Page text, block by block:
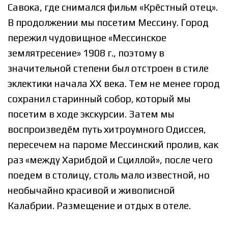
Савока, где снимался фильм «Крёстный отец».
В продолжении мы посетим Мессину. Город
пережил чудовищное «Мессинское
землятресение» 1908 г., поэтому в
значительной степени был отстроен в стиле
эклектики начала XX века. Тем не менее город
сохранил старинный собор, который мы
посетим в ходе экскурсии. Затем мы
воспроизведём путь хитроумного Одиссея,
пересечем на пароме Мессинский пролив, как
раз «между Харибдой и Сциллой», после чего
поедем в столицу, столь мало известной, но
необычайно красивой и живописной
Калабрии. Размещение и отдых в отеле.